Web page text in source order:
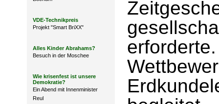
VDE-Technikpreis
Projekt "Smart BriXX"
Alles Kinder Abrahams?
Besuch in der Moschee
Wie krisenfest ist unsere
Demokratie?
Ein Abend mit Innenminister
Reul